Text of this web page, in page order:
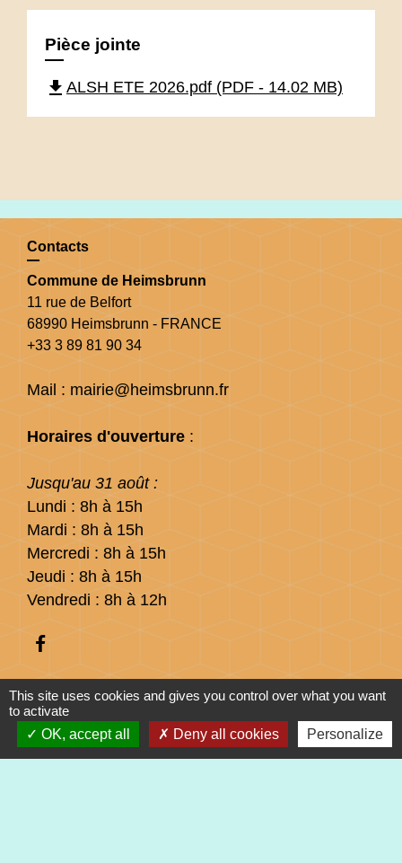
Pièce jointe
file_download ALSH ETE 2026.pdf (PDF - 14.02 MB)
Contacts
Commune de Heimsbrunn
11 rue de Belfort
68990 Heimsbrunn - FRANCE
+33 3 89 81 90 34
Mail : mairie@heimsbrunn.fr
Horaires d'ouverture :
Jusqu'au 31 août :
Lundi : 8h à 15h
Mardi : 8h à 15h
Mercredi : 8h à 15h
Jeudi : 8h à 15h
Vendredi : 8h à 12h
Liens
Préfecture du Haut-Rhin
This site uses cookies and gives you control over what you want
to activate
OK, accept all
Deny all cookies Personalize